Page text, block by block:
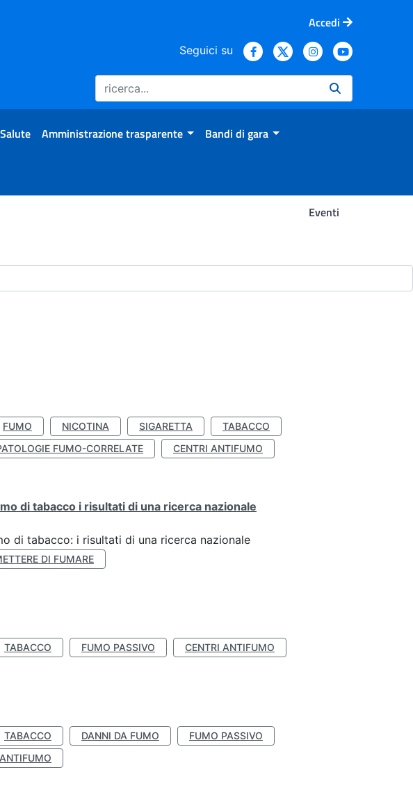
Accedi
Seguici su
Amministrazione trasparente Bandi di gara
Eventi
FUMO NICOTINA SIGARETTA
TABACCO
FUMO-CORRELATE
CENTRI ANTIFUMO
di tabacco i risultati di una ricerca nazionale
di tabacco: i risultati di una ricerca nazionale
DI FUMARE
TABACCO FUMO PASSIVO CENTRI ANTIFUMO
TABACCO DANNI DA FUMO
FUMO PASSIVO